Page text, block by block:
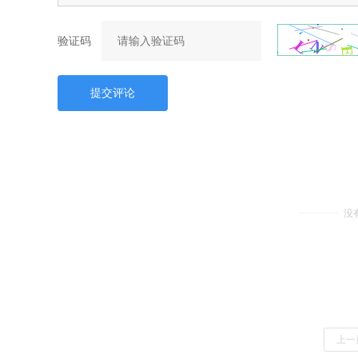
验证码
提交评论
没
上